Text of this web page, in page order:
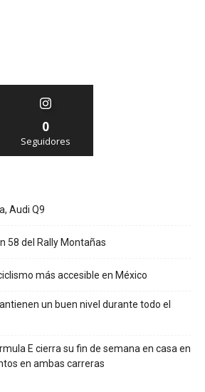
0
Seguidores
Audi Q9
58 del Rally Montañas
más accesible en México
un buen nivel durante todo el
E cierra su fin de semana en casa en
en ambas carreras